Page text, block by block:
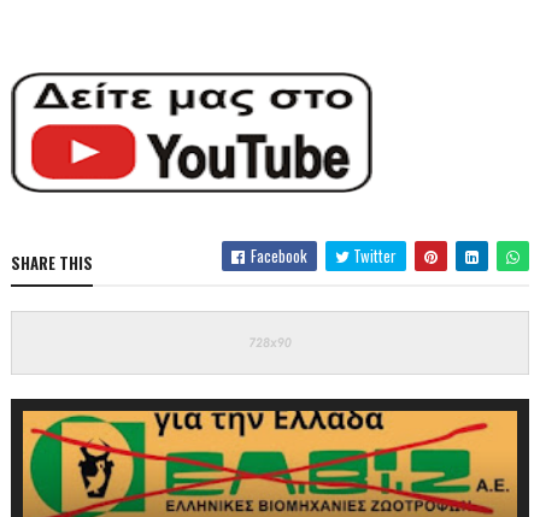
SHARE THIS Facebook Twitter